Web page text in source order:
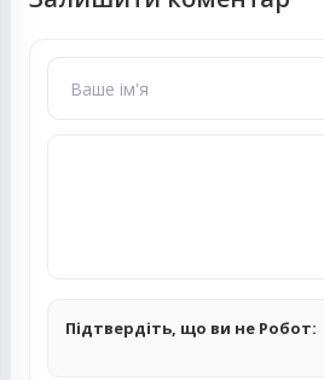
Підтвердіть, що ви не Робот: